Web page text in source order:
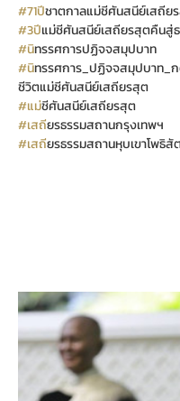
#71ปชาตกาลแม่ชีศันสนีย์เสถีย
#3ปแม่ชีศันสนีย์เสถียรสุตคืนสู่
#นิทรรศการปฏิจจสมุปบาท
#นทรรศการ_ปฏิจจสมุปบาท_
ชีวิตแม่ชีศันสนีย์เสถียรสุต
#แม่ชีศันสนีย์เสถียรสุต
#เสถียรธรรมสถานกรุงเทพฯ
#เสถยรธรรมสถานหุบเขาโพธิสั